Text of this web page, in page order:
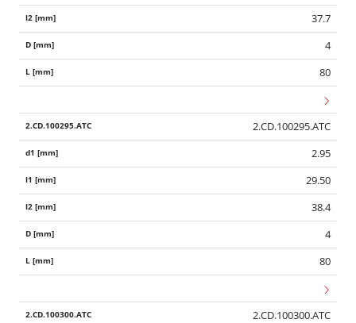
37.7
4
80
2.CD.100295.ATC
2.95
29.50
38.4
4
80
2.CD.100300.ATC